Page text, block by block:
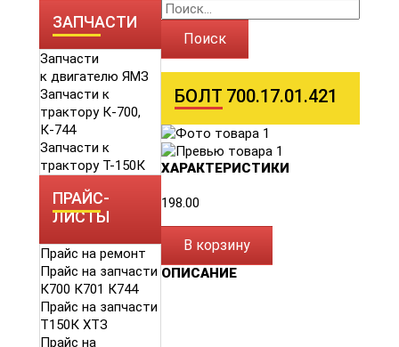
ЗАПЧАСТИ
Запчасти
к двигателю ЯМЗ
Запчасти к
трактору К-700,
К-744
Запчасти к
трактору Т-150К
ПРАЙС-
ЛИСТЫ
Прайс на ремонт
Прайс на запчасти
К700 К701 К744
Прайс на запчасти
Т150К ХТЗ
Прайс на
Поиск
БОЛТ 700.17.01.421
ХАРАКТЕРИСТИКИ
198.00
В корзину
ОПИСАНИЕ